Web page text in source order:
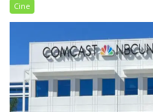
Cine